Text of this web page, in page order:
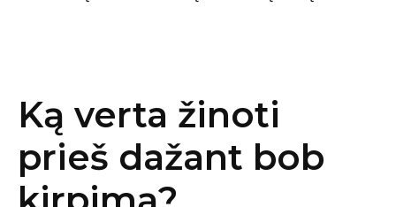
Ką verta žinoti
prieš dažant bob